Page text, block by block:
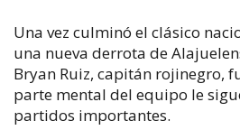
Una vez culminó el clásico
una nueva derrota de
Bryan Ruiz, capitán rojinegro,
parte mental del equipo le
partidos importantes.